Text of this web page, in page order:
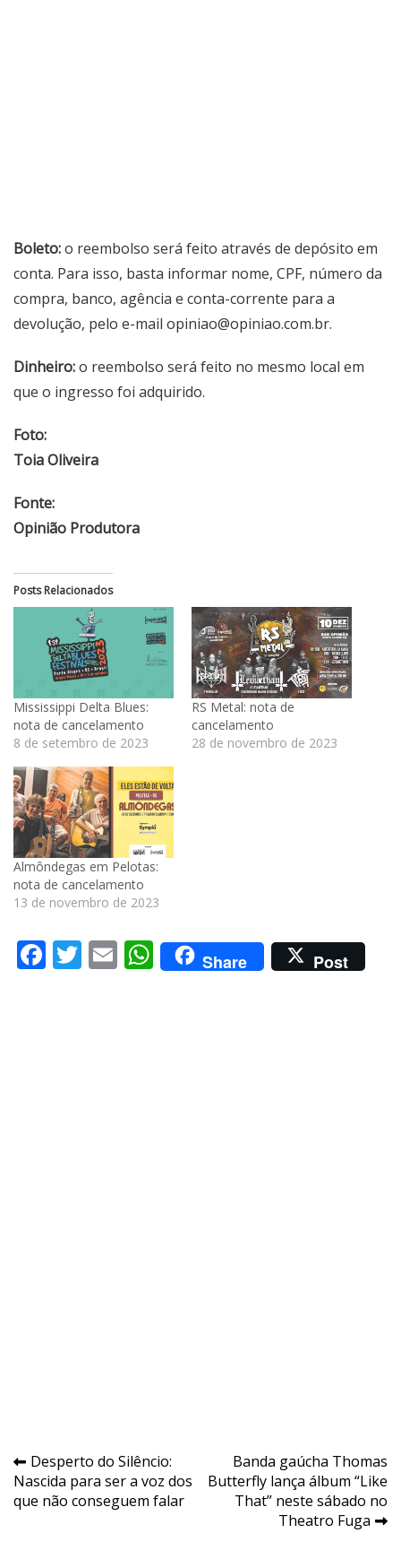
Boleto:o reembolso será feito através de depósito em
conta. Para isso, basta informar nome, CPF, número da
compra, banco, agência e conta-corrente para a
devolução, pelo e-mail opiniao@opiniao.com.br.
Dinheiro:o reembolso será feito no mesmo local em
que o ingresso foi adquirido.
Foto:
Toia Oliveira
Fonte:
Opinião Produtora
Posts Relacionados
Mississippi Delta Blues:
nota de cancelamento
8 de setembro de 2023
RS Metal: nota de
cancelamento
28 de novembro de 2023
Almôndegas em Pelotas:
nota de cancelamento
13 de novembro de 2023
Facebook
Twitter
EmailWhatsApp
Share Post
Navegação
de
Desperto do Silêncio:
Nascida para ser a voz dos
que não conseguem falar
Banda gaúcha Thomas
Butterfly lança álbum “Like
That” neste sábado no
Theatro Fuga